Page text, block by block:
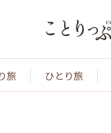
旅 ひとり旅